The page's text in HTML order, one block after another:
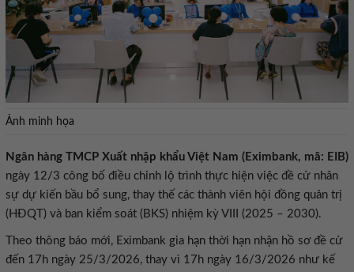
Ảnh minh họa
Ngân hàng TMCP Xuất nhập khẩu Việt Nam (Eximbank, mã: EIB)
ngày 12/3 công bố điều chỉnh lộ trình thực hiện việc đề cử nhân
sự dự kiến bầu bổ sung, thay thế các thành viên hội đồng quản trị
(HĐQT) và ban kiểm soát (BKS) nhiệm kỳ VIII (2025 – 2030).
Theo thông báo mới, Eximbank gia hạn thời hạn nhận hồ sơ đề cử
đến 17h ngày 25/3/2026, thay vì 17h ngày 16/3/2026 như kế